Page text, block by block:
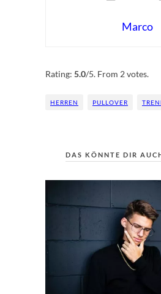
Marco
Rating: 5.0/5. From 2 votes.
HERREN PULLOVER
DAS KÖNNTE DIR